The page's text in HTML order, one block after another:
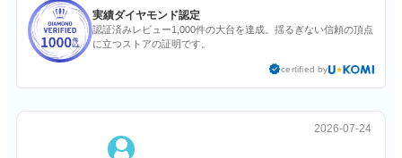
実績ダイヤモンド認定
認証済みレビュー1,000件の大台を達成。揺るぎない信頼の頂点
に立つストアの証明です。
certified by
2026-07-24